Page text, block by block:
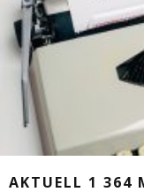
AKTUELL 1 364